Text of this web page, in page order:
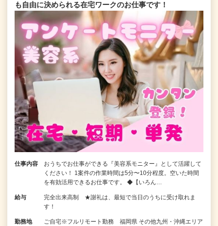
も自由に決められる在宅ワークのお仕事です！
仕事内容
おうちでお仕事ができる『美容系モニター』として活躍して
ください！ 1案件の作業時間は5分〜10分程度。空いた時間
を有効活用できるお仕事です。 ◆【いろん…
給与
完全出来高制 ★謝礼は、最短で当日のうちに受け取れま
す！
勤務地
ご自宅※フルリモート勤務 福岡県 その他九州・沖縄エリア